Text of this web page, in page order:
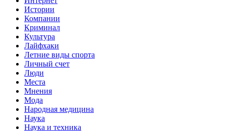
Истории
Компании
Криминал
Культура
Лайфхаки
Летние виды спорта
Личный счет
Люди
Места
Мнения
Мода
Народная медицина
Наука
Наука и техника